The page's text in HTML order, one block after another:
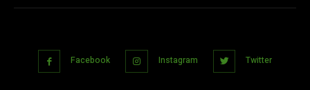
Facebook Instagram Twitter